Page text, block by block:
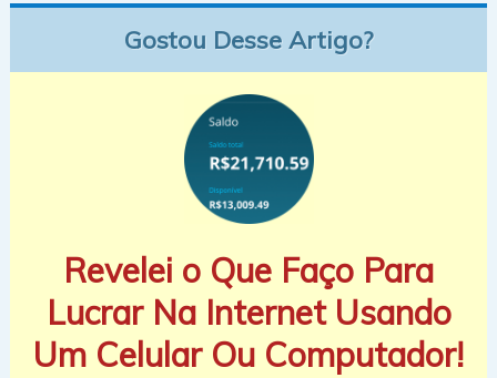
Gostou Desse Artigo?
Revelei o Que Faço Para
Lucrar Na Internet Usando
Um Celular Ou Computador!